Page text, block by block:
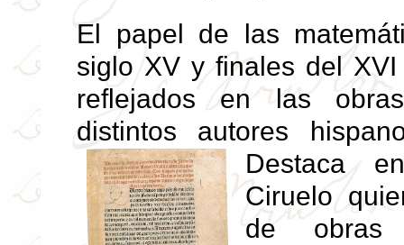
El papel de las
siglo XV y finales del
reflejados en las
distintos autores
Destaca
Ciruelo
de obras